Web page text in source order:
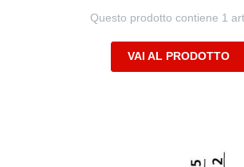
Questo prodotto contiene 1
VAI AL PRODOTTO